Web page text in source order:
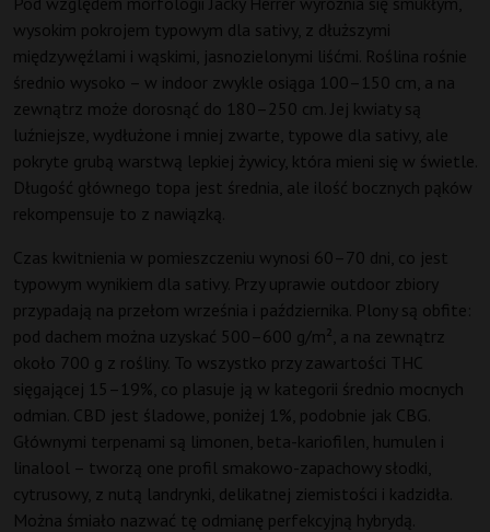
wysokim pokrojem typowym dla sativy, z dłuższymi
międzywęźlami i wąskimi, jasnozielonymi liśćmi. Roślina rośnie
średnio wysoko – w indoor zwykle osiąga 100–150 cm, a na
zewnątrz może dorosnąć do 180–250 cm. Jej kwiaty są
luźniejsze, wydłużone i mniej zwarte, typowe dla sativy, ale
pokryte grubą warstwą lepkiej żywicy, która mieni się w świetle.
Długość głównego topa jest średnia, ale ilość bocznych pąków
rekompensuje to z nawiązką.
Czas kwitnienia w pomieszczeniu wynosi 60–70 dni, co jest
typowym wynikiem dla sativy. Przy uprawie outdoor zbiory
przypadają na przełom września i października. Plony są obfite:
pod dachem można uzyskać 500–600 g/m², a na zewnątrz
około 700 g z rośliny. To wszystko przy zawartości THC
sięgającej 15–19%, co plasuje ją w kategorii średnio mocnych
odmian. CBD jest śladowe, poniżej 1%, podobnie jak CBG.
Głównymi terpenami są limonen, beta-kariofilen, humulen i
linalool – tworzą one profil smakowo-zapachowy słodki,
cytrusowy, z nutą landrynki, delikatnej ziemistości i kadzidła.
Można śmiało nazwać tę odmianę perfekcyjną hybrydą.